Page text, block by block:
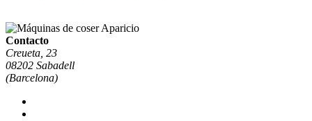
Contacto
Creueta, 23
08202 Sabadell
(Barcelona)